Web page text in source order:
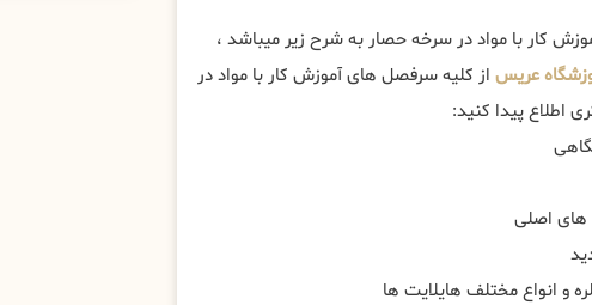
با مواد در سرخه حصار به شرح زیر میباشد ،
عریس از کلیه سرفصل های آموزش کار با مواد در
اطلاع پیدا کنید:
های اصلی
و انواع مختلف هایلایت ها